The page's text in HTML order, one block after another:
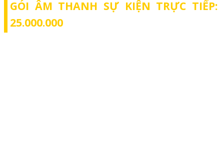
GÓI ÂM THANH SỰ KIỆN TRỰC TIẾP:
25.000.000